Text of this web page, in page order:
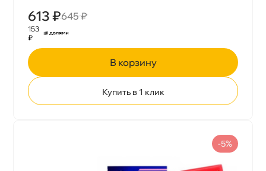
613 ₽645 ₽
153
₽
корзину
Купить в 1 клик
-5%